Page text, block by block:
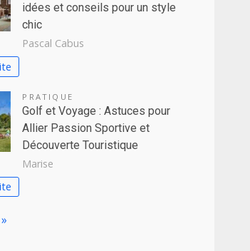
idées et conseils pour un style
chic
Pascal Cabus
PRATIQUE
Golf et Voyage : Astuces pour
Allier Passion Sportive et
Découverte Touristique
Marise
Next
»